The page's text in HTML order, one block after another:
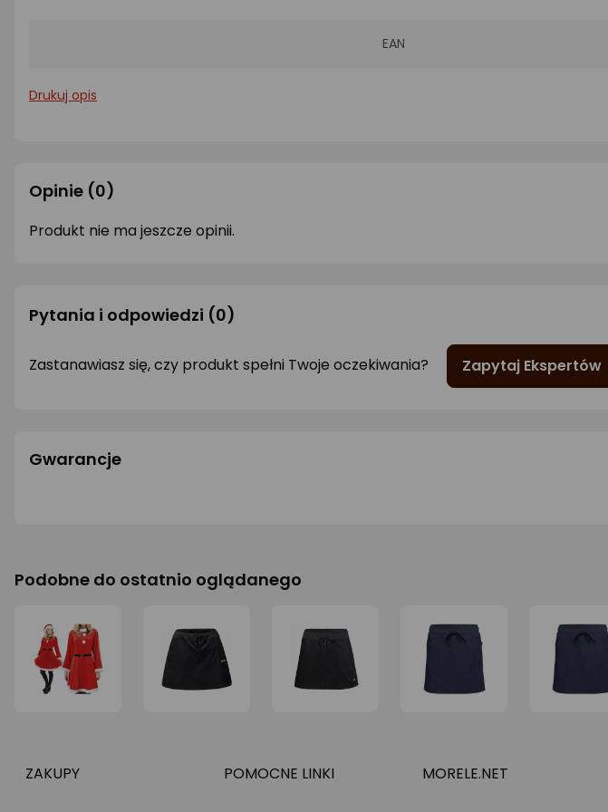
EAN
Drukuj opis
Opinie (0)
Produkt nie ma jeszcze opinii.
Pytania i odpowiedzi (0)
Zastanawiasz się, czy produkt spełni Twoje oczekiwania? Zapytaj Ekspertów
Gwarancje
Podobne do ostatnio oglądanego
ZAKUPY POMOCNE LINKI MORELE.NET